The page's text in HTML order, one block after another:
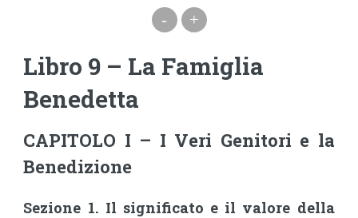
- +
Libro 9 – La Famiglia
Benedetta
CAPITOLO I – I Veri Genitori e la
Benedizione
Sezione 1. Il significato e il valore della